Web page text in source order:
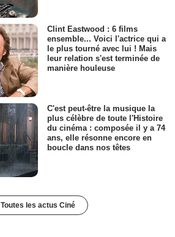
Clint Eastwood : 6 films
ensemble... Voici l'actrice qui a
le plus tourné avec lui ! Mais
leur relation s'est terminée de
manière houleuse
C'est peut-être la musique la
plus célèbre de toute l'Histoire
du cinéma : composée il y a 74
ans, elle résonne encore en
boucle dans nos têtes
Toutes les actus Ciné